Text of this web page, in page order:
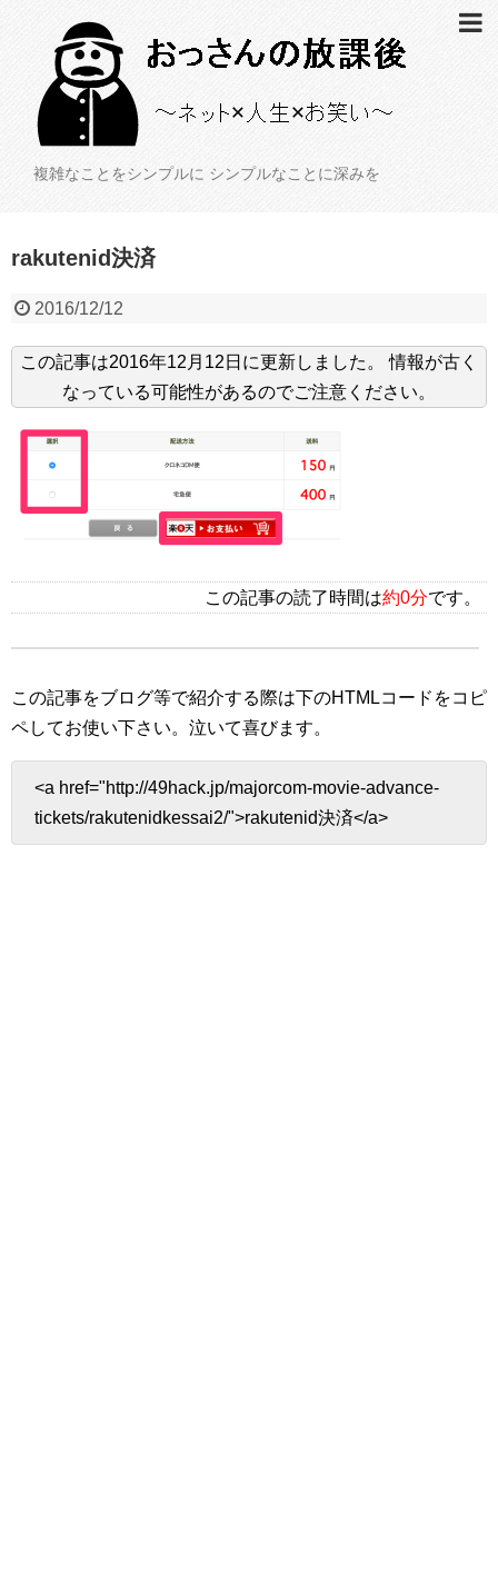
複雑なことをシンプルに シンプルなことに深みを
rakutenid決済
2016/12/12
この記事は2016年12月12日 に更新しました。
情報が古く
なっている可能性があるのでご注意ください。
この記事の読了時間は約0分です。
この記事をブログ等で紹介する際は下のHTMLコードをコピ
ペしてお使い下さい。 泣いて喜びます。
<a href="http://49hack.jp/majorcom-movie-advance-
tickets/rakutenidkessai2/">rakutenid決済</a>